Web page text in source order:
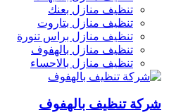
تنظيف منازل بعنك
تنظيف منازل بتاروت
تنظيف منازل براس تنورة
تنظيف منازل بالهفوف
تنظيف منازل بالاحساء
شركة تنظيف بالهفوف